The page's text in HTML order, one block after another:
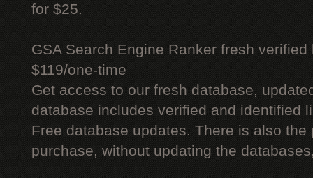
for $25.
GSA Search Engine Ranker fresh verified
$119/one-time
Get access to our fresh database,
database includes verified and identified
Free database updates. There is also
purchase, without updating the